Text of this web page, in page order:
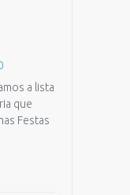
a lista
que
Festas